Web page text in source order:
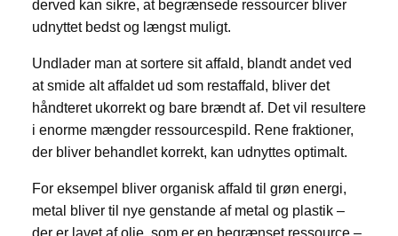
derved kan sikre, at begrænsede ressourcer bliver
udnyttet bedst og længst muligt.
Undlader man at sortere sit affald, blandt andet ved
at smide alt affaldet ud som restaffald, bliver det
håndteret ukorrekt og bare brændt af. Det vil resultere
i enorme mængder ressourcespild. Rene fraktioner,
der bliver behandlet korrekt, kan udnyttes optimalt.
For eksempel bliver organisk affald til grøn energi,
metal bliver til nye genstande af metal og plastik –
der er lavet af olie, som er en begrænset ressource –